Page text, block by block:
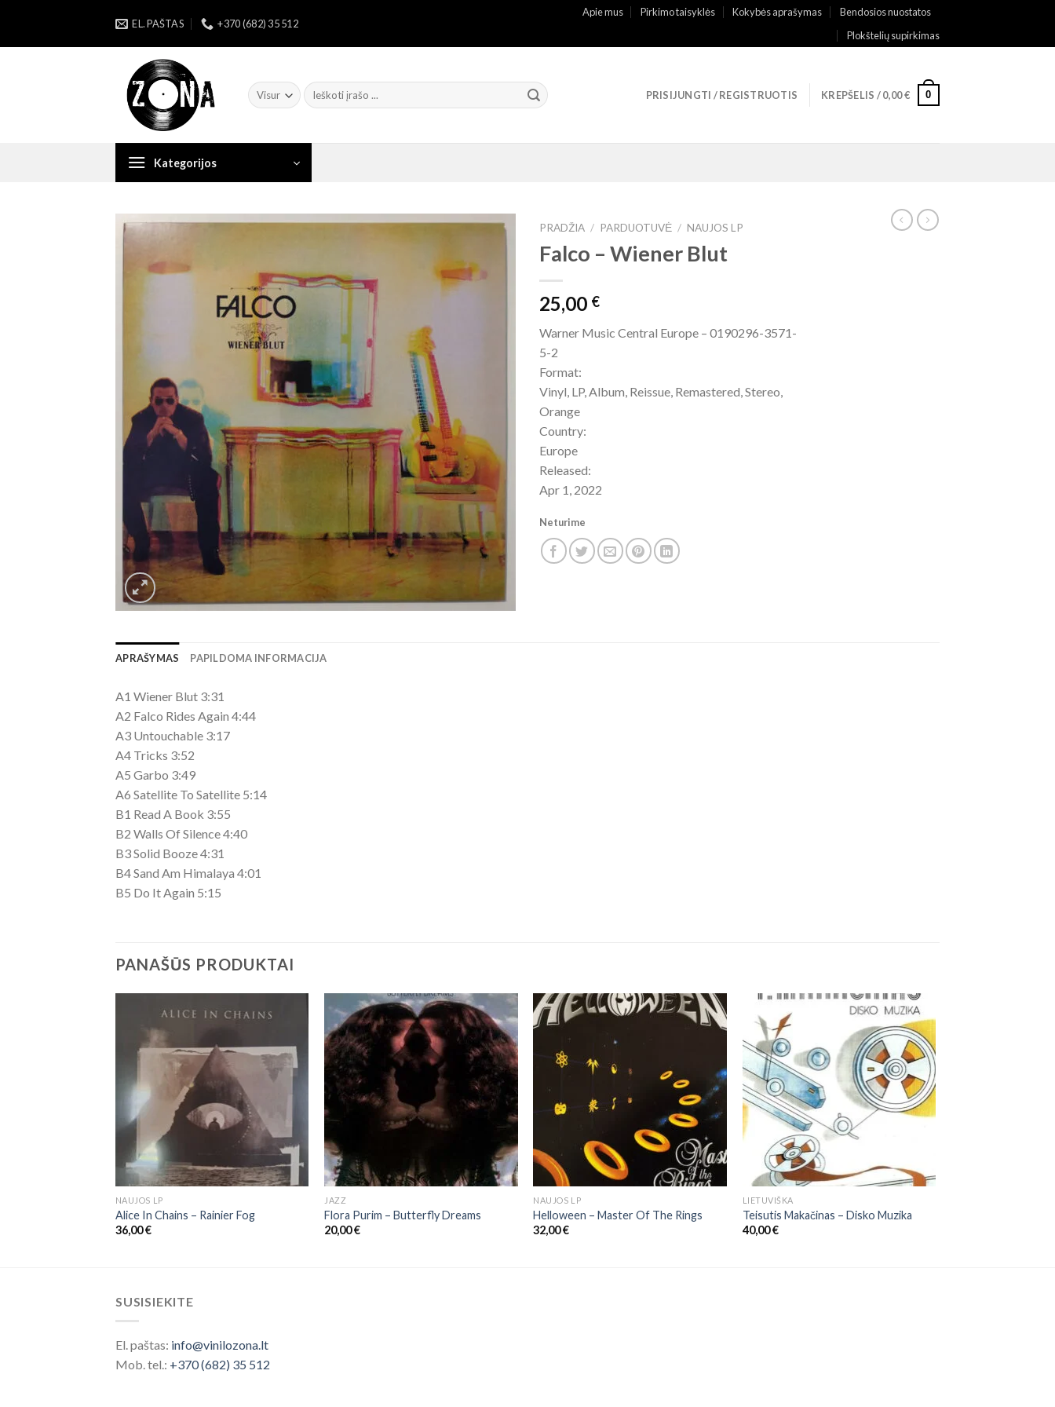
content
EL. PAŠTAS +370 (682) 35 512
Apie mus Pirkimo taisyklės Kokybės aprašymas
Bendosios nuostatos
Plokštelių supirkimas
Ieškoti:
PRISIJUNGTI / REGISTRUOTIS KREPŠELIS /0,00€ 0
Kategorijos
PRADŽIA / PARDUOTUVĖ / NAUJOS LP
Falco – Wiener Blut
25,00 €
Warner Music Central Europe – 0190296-3571-
5-2
Format:
Vinyl, LP, Album, Reissue, Remastered, Stereo,
Orange
Country:
Europe
Released:
Apr 1, 2022
Neturime
APRAŠYMAS PAPILDOMA INFORMACIJA
A1 Wiener Blut 3:31
A2 Falco Rides Again 4:44
A3 Untouchable 3:17
A4 Tricks 3:52
A5 Garbo 3:49
A6 Satellite To Satellite 5:14
B1 Read A Book 3:55
B2 Walls Of Silence 4:40
B3 Solid Booze 4:31
B4 Sand Am Himalaya 4:01
B5 Do It Again 5:15
PANAŠŪS PRODUKTAI
NAUJOS LP
Alice In Chains – Rainier Fog
36,00€
JAZZ
Flora Purim ‎– Butterfly Dreams
20,00€
NAUJOS LP
Helloween – Master Of The Rings
32,00€
LIETUVIŠKA
Teisutis Makačinas ‎– Disko Muzika
40,00€
SUSISIEKITE
El. paštas: info@vinilozona.lt
Mob. tel.: +370 (682) 35 512